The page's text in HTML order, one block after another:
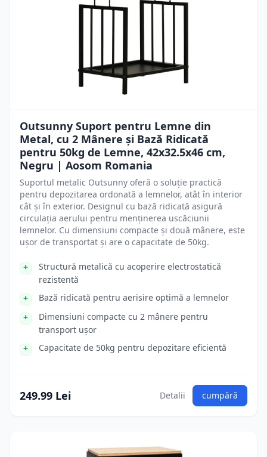
Outsunny Suport pentru Lemne din
Metal, cu 2 Mânere și Bază Ridicată
pentru 50kg de Lemne, 42x32.5x46 cm,
Negru | Aosom Romania
Suportul metalic Outsunny oferă o soluție practică
pentru depozitarea ordonată a lemnelor, atât în interior
cât și în exterior. Designul cu bază ridicată asigură
circulația aerului pentru menținerea uscăciunii
lemnelor. Cu dimensiuni compacte și două mânere, este
ușor de transportat și are o capacitate de 50kg.
Structură metalică cu acoperire electrostatică
rezistentă
Bază ridicată pentru aerisire optimă a lemnelor
Dimensiuni compacte cu 2 mânere pentru
transport ușor
Capacitate de 50kg pentru depozitare eficientă
249.99 Lei Detalii cumpără